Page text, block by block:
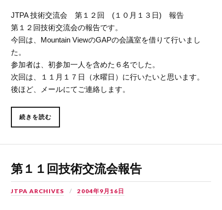
JTPA 技術交流会 第１２回 (１０月１３日) 報告
第１２回技術交流会の報告です。
今回は、Mountain ViewのGAPの会議室を借りて行いまし
た。
参加者は、初参加一人を含めた６名でした。
次回は、１１月１７日（水曜日）に行いたいと思います。
後ほど、メールにてご連絡します。
続きを読む
第１１回技術交流会報告
JTPA ARCHIVES 2004年9月16日